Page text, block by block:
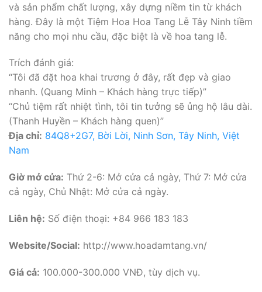
và sản phẩm chất lượng, xây dựng niềm tin từ khách
hàng. Đây là một Tiệm Hoa Hoa Tang Lễ Tây Ninh tiềm
năng cho mọi nhu cầu, đặc biệt là về hoa tang lễ.
Trích đánh giá:
“Tôi đã đặt hoa khai trương ở đây, rất đẹp và giao
nhanh. (Quang Minh – Khách hàng trực tiếp)”
“Chủ tiệm rất nhiệt tình, tôi tin tưởng sẽ ủng hộ lâu dài.
(Thanh Huyền – Khách hàng quen)”
Địa chỉ: 84Q8+2G7, Bời Lời, Ninh Sơn, Tây Ninh, Việt
Nam
Giờ mở cửa: Thứ 2-6: Mở cửa cả ngày, Thứ 7: Mở cửa
cả ngày, Chủ Nhật: Mở cửa cả ngày.
Liên hệ: Số điện thoại: +84 966 183 183
Website/Social: http://www.hoadamtang.vn/
Giá cả: 100.000-300.000 VNĐ, tùy dịch vụ.